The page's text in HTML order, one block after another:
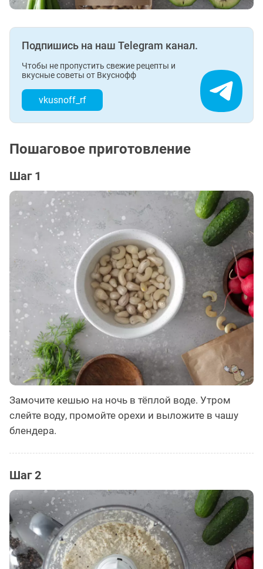
Подпишись на наш Telegram канал.
Чтобы не пропустить свежие рецепты и
вкусные советы от Вкуснофф
vkusnoff_rf
Пошаговое приготовление
Шаг 1
Замочите кешью на ночь в тёплой воде. Утром
слейте воду, промойте орехи и выложите в чашу
блендера.
Шаг 2